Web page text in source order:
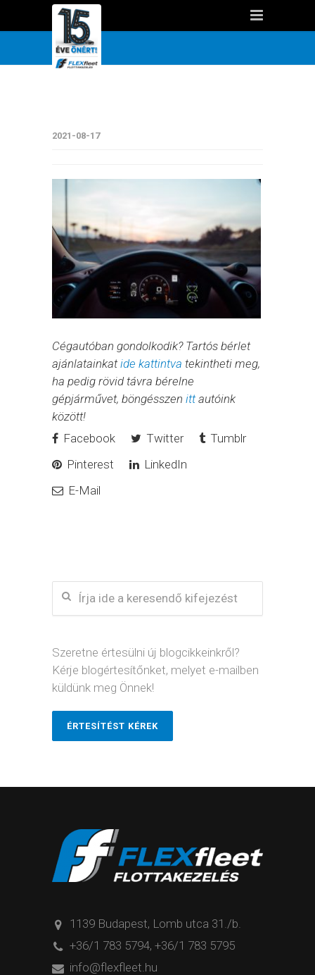
2021-08-17
Cégautóban gondolkodik? Tartós bérlet
ajánlatainkatide kattintva tekintheti meg,
ha pedig rövid távra bérelne
gépjárművet, böngésszen ittautóink
között!
Facebook
Twitter
Tumblr
Pinterest
LinkedIn
E-Mail
Szeretne értesülni új blogcikkeinkről?
Kérje blogértesítőnket, melyet e-mailben
küldünk meg Önnek!
ÉRTESÍTÉST KÉREK
1139 Budapest, Lomb utca 31./b.
+36/1 783 5794, +36/1 783 5795
info@flexfleet.hu